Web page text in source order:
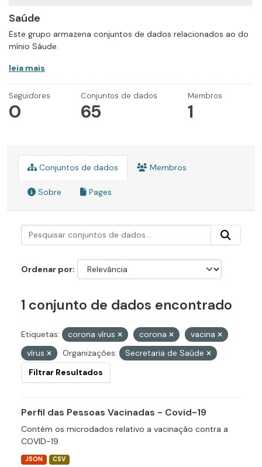
Saúde
Este grupo armazena conjuntos de dados relacionados ao do
mínio Sáude.
leia mais
Seguidores
0
Conjuntos de dados
65
Membros
1
Conjuntos de dados Membros
Sobre Pages
Ordenar por
1 conjunto de dados encontrado
Etiquetas: corona vírus corona
vacina
vírus
Organizações:
Secretaria de Saúde
Filtrar Resultados
Perfil das Pessoas Vacinadas - Covid-19
Contém os microdados relativo a vacinação contra a
COVID-19
JSON CSV